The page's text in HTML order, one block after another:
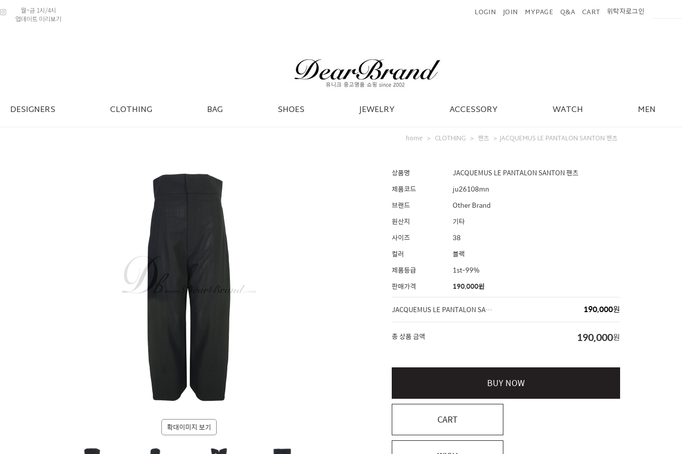
월~금 1시/4시
업데이트 미리보기
LOGIN JOIN MYPAGE Q&A CART 위탁자로그인
DESIGNERS CLOTHING BAG SHOES JEWELRY ACCESSORY WATCH MEN
home > CLOTHING > 팬츠 > JACQUEMUS LE PANTALON SANTON 팬츠
확대이미지 보기
상품명
JACQUEMUS LE PANTALON SANTON 팬츠
제품코드
ju26108mn
브랜드
Other Brand
원산지
기타
사이즈
38
컬러
블랙
제품등급
1st-99%
판매가격
190,000원
JACQUEMUS LE PANTALON SANTON 팬츠 190,000원
총 상품 금액 190,000원
BUY NOW
CART